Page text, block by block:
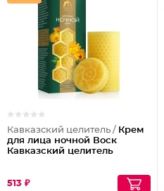
Кавказский целитель / Крем
для лица ночной Воск
Кавказский целитель
513 ₽